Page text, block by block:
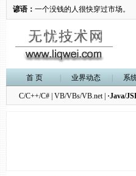
谚语： A moneyless man goes fast
首 页 业界动态 系
C/C++/C# VB/VBs/VB.net| ·Java/